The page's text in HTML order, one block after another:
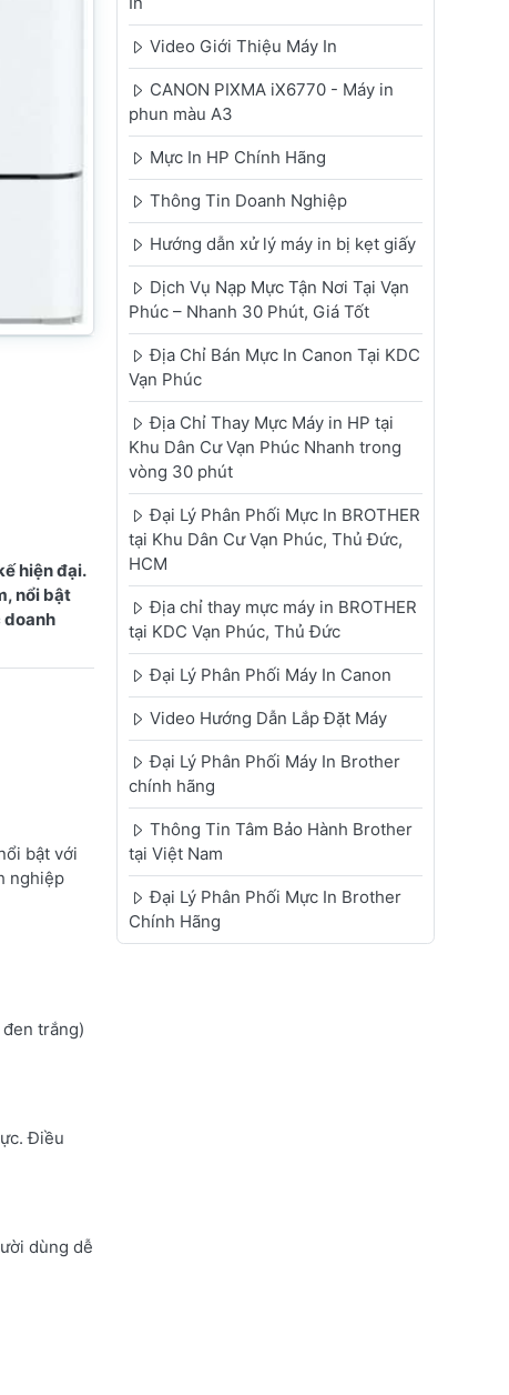
hiện đại.
nổi bật
doanh
bật với
nghiệp
trắng)
Điều
dùng dễ
Video Giới Thiệu Máy In
CANON PIXMA iX6770 - Máy in
phun màu A3
Mực In HP Chính Hãng
Thông Tin Doanh Nghiệp
Hướng dẫn xử lý máy in bị kẹt giấy
Dịch Vụ Nạp Mực Tận Nơi Tại Vạn
Phúc – Nhanh 30 Phút, Giá Tốt
Địa Chỉ Bán Mực In Canon Tại KDC
Vạn Phúc
Địa Chỉ Thay Mực Máy in HP tại
Khu Dân Cư Vạn Phúc Nhanh trong
vòng 30 phút
Đại Lý Phân Phối Mực In BROTHER
tại Khu Dân Cư Vạn Phúc, Thủ Đức,
HCM
Địa chỉ thay mực máy in BROTHER
tại KDC Vạn Phúc, Thủ Đức
Đại Lý Phân Phối Máy In Canon
Video Hướng Dẫn Lắp Đặt Máy
Đại Lý Phân Phối Máy In Brother
chính hãng
Thông Tin Tâm Bảo Hành Brother
tại Việt Nam
Đại Lý Phân Phối Mực In Brother
Chính Hãng